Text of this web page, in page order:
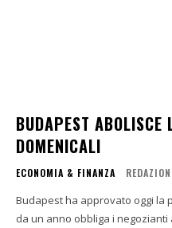
BUDAPEST ABOLISCE
DOMENICALI
ECONOMIA & FINANZA
Budapest ha approvato oggi la proposta che
da un anno obbliga i